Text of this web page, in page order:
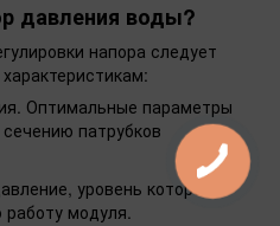
давления воды?
напора следует
Оптимальные параметры
патрубков
уровень которого
модуля.